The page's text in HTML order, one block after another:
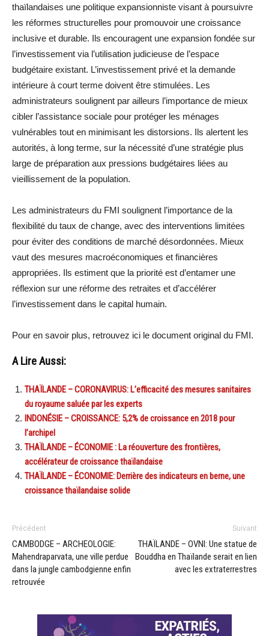
thaïlandaises une politique expansionniste visant à poursuivre
les réformes structurelles pour promouvoir une croissance
inclusive et durable. Ils encouragent une expansion fondée sur
l’investissement via l’utilisation judicieuse de l’espace
budgétaire existant. L’investissement privé et la demande
intérieure à court terme doivent être stimulées. Les
administrateurs soulignent par ailleurs l’importance de mieux
cibler l’assistance sociale pour protéger les ménages
vulnérables tout en minimisant les distorsions. Ils alertent les
autorités, à long terme, sur la nécessité d’une stratégie plus
large de préparation aux pressions budgétaires liées au
vieillissement de la population.
Les administrateurs du FMI soulignent l’importance de la
flexibilité du taux de change, avec des interventions limitées
pour éviter des conditions de marché désordonnées. Mieux
vaut des mesures macroéconomiques et financières
appropriées. Ils estiment que la priorité est d’entamer une
réflexion sur une réforme des retraites et d’accélérer
l’investissement dans le capital humain.
Pour en savoir plus, retrouvez ici le document original du FMI.
A Lire Aussi:
THAÏLANDE – CORONAVIRUS: L’efficacité des mesures sanitaires
du royaume saluée par les experts
INDONÉSIE – CROISSANCE: 5,2% de croissance en 2018 pour
l’archipel
THAÏLANDE – ÉCONOMIE : La réouverture des frontières,
accélérateur de croissance thaïlandaise
THAÏLANDE – ÉCONOMIE: Derrière des indicateurs en berne, une
croissance thaïlandaise solide
Précédent
CAMBODGE – ARCHEOLOGIE:
Mahendraparvata, une ville perdue
dans la jungle cambodgienne enfin
retrouvée
Suivant
THAÏLANDE – OVNI: Une statue de
Bouddha en Thaïlande serait en lien
avec les extraterrestres